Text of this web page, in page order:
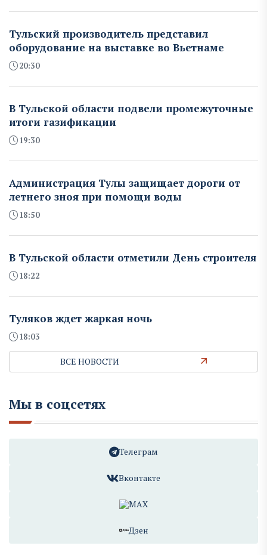
Тульский производитель представил
оборудование на выставке во Вьетнаме
20:30
В Тульской области подвели промежуточные
итоги газификации
19:30
Администрация Тулы защищает дороги от
летнего зноя при помощи воды
18:50
В Тульской области отметили День строителя
18:22
Туляков ждет жаркая ночь
18:03
ВСЕ НОВОСТИ
Мы в соцсетях
Телеграм
Вконтакте
MAX
Дзен